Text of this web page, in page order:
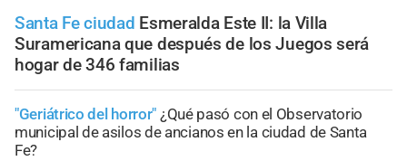
Santa Fe ciudad Esmeralda Este II: la Villa
Suramericana que después de los Juegos será
hogar de 346 familias
"Geriátrico del horror" ¿Qué pasó con el Observatorio
municipal de asilos de ancianos en la ciudad de Santa
Fe?